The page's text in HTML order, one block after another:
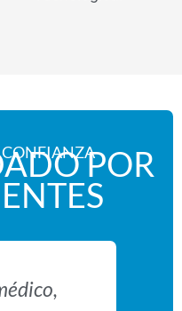
CONFIANZAPOR